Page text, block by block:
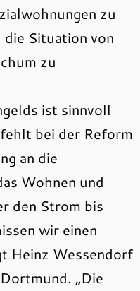
zu
Situation von
zu
ist sinnvoll
bei der Reform
an die
Wohnen und
den Strom bis
wir einen
Heinz Wessendorf
„Die